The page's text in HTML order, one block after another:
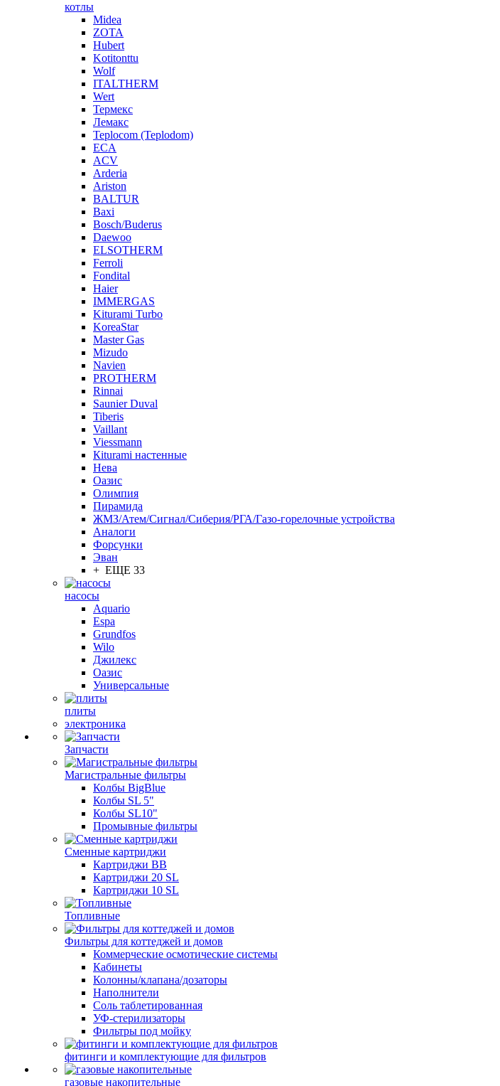
котлы
Midea
ZOTA
Hubert
Kotitonttu
Wolf
ITALTHERM
Wert
Термекс
Лемакс
Teplocom (Teplodom)
ECA
ACV
Arderia
Ariston
BALTUR
Baxi
Bosch/Buderus
Daewoo
ELSOTHERM
Ferroli
Fondital
Haier
IMMERGAS
Kiturami Turbo
KoreaStar
Master Gas
Mizudo
Navien
PROTHERM
Rinnai
Saunier Duval
Tiberis
Vaillant
Viessmann
Кiturami настенные
Нева
Оазис
Олимпия
Пирамида
ЖМЗ/Атем/Сигнал/Сиберия/РГА/Газо-горелочные устройства
Aналоги
Форсунки
Эван
+ ЕЩЕ 33
насосы
Aquario
Espa
Grundfos
Wilo
Джилекс
Оазис
Универсальные
плиты
электроника
Запчасти
Магистральные фильтры
Колбы BigBlue
Колбы SL 5"
Колбы SL10"
Промывные фильтры
Сменные картриджи
Картриджи BB
Картриджи 20 SL
Картриджи 10 SL
Топливные
Фильтры для коттеджей и домов
Коммерческие осмотические системы
Кабинеты
Колонны/клапана/дозаторы
Наполнители
Соль таблетированная
УФ-стерилизаторы
Фильтры под мойку
фитинги и комплектующие для фильтров
газовые накопительные